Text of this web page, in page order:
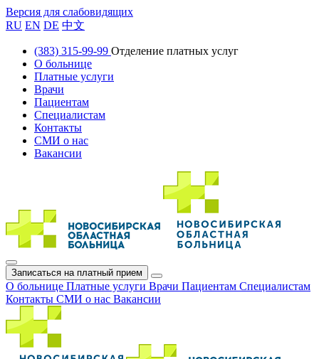
Версия для слабовидящих
RU EN DE 中文
(383) 315-99-99 Отделение платных услуг
О больнице
Платные услуги
Врачи
Пациентам
Специалистам
Контакты
СМИ о нас
Вакансии
Записаться на платный прием
О больнице Платные услуги Врачи Пациентам Специалистам
Контакты СМИ о нас Вакансии